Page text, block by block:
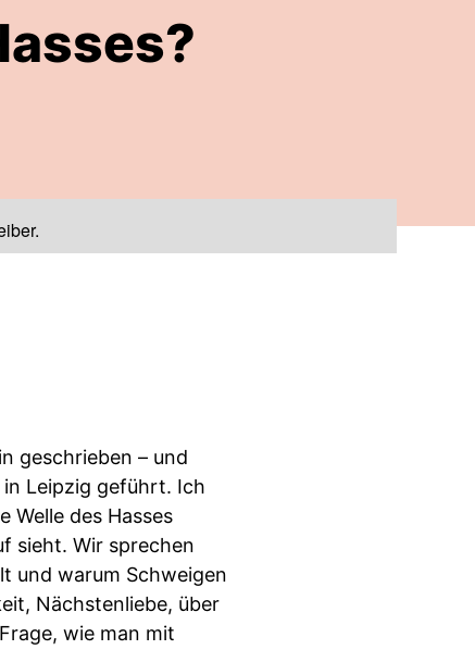
geschrieben – und
Leipzig geführt. Ich
Welle des Hasses
sieht. Wir sprechen
und warum Schweigen
Nächstenliebe, über
wie man mit